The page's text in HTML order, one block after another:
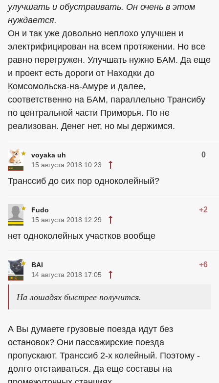
улучшать и обустраивать. Он очень в этом
нуждается.
Он и так уже довольно неплохо улучшен и
электрифицирован на всем протяжении. Но все
равно перегружен. Улучшать нужно БАМ. Да еще
и проект есть дороги от Находки до
Комсомольска-на-Амуре и далее,
соответственно на БАМ, параллельно Трансибу
по центральной части Приморья. По не
реализован. Денег нет, но мы держимся.
voyaka uh 0
15 августа 2018 10:23
Транссиб до сих пор одноколейный?
Fudo +2
15 августа 2018 12:29
нет одноколейных участков вообще
BAI +6
14 августа 2018 17:05
На лошадях быстрее получится.
А Вы думаете грузовые поезда идут без
остановок? Они пассажирские поезда
пропускают. Транссиб 2-х колейный. Поэтому -
долго отстаиваться. Да еще составы на